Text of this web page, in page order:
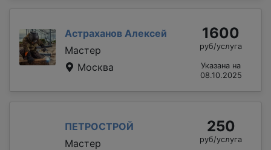
Астраханов Алексей
Мастер
Москва
1600
руб/услуга
Указана на
08.10.2025
ПЕТРОСТРОЙ
Мастер
250
руб/услуга